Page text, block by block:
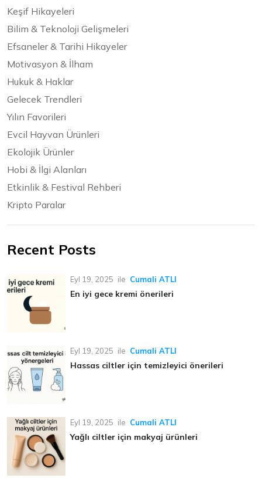
Keşif Hikayeleri
Bilim & Teknoloji Gelişmeleri
Efsaneler & Tarihi Hikayeler
Motivasyon & İlham
Hukuk & Haklar
Gelecek Trendleri
Yılın Favorileri
Evcil Hayvan Ürünleri
Ekolojik Ürünler
Hobi & İlgi Alanları
Etkinlik & Festival Rehberi
Kripto Paralar
Recent Posts
Eyl 19, 2025 ile Cumali ATLI
En iyi gece kremi önerileri
Eyl 19, 2025 ile Cumali ATLI
Hassas ciltler için temizleyici önerileri
Eyl 19, 2025 ile Cumali ATLI
Yağlı ciltler için makyaj ürünleri